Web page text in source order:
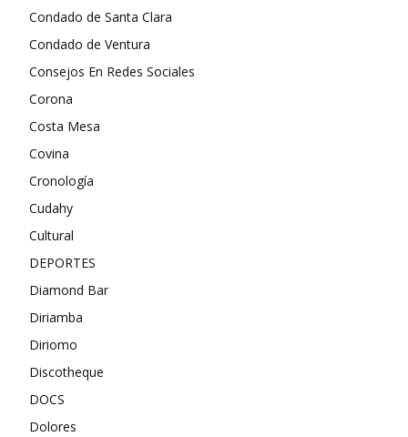
Condado de Santa Clara
Condado de Ventura
Consejos En Redes Sociales
Corona
Costa Mesa
Covina
Cronología
Cudahy
Cultural
DEPORTES
Diamond Bar
Diriamba
Diriomo
Discotheque
DOCS
Dolores